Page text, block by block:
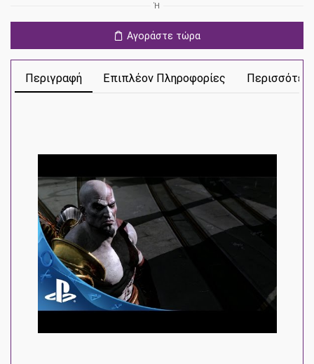
ποσότητα
Ή
Αγοράστε τώρα
Περιγραφή Επιπλέον Πληροφορίες